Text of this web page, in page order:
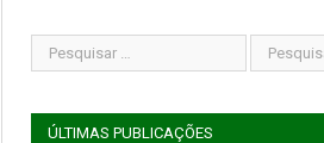
ÚLTIMAS PUBLICAÇÕES